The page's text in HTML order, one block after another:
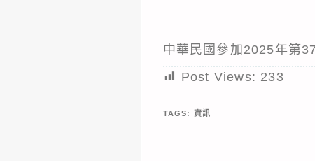
中華民國參加2025年第
Post Views: 233
TAGS: 資訊